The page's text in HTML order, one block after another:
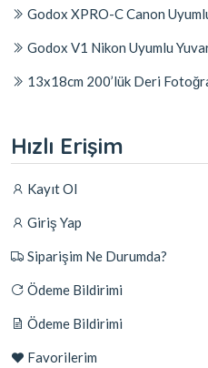
Godox XPRO-C Canon
Godox V1 Nikon Uyumlu
13x18cm 200’lük Deri
Hızlı Erişim
Kayıt Ol
Giriş Yap
Siparişim Ne Durumda?
Ödeme Bildirimi
Ödeme Bildirimi
Favorilerim